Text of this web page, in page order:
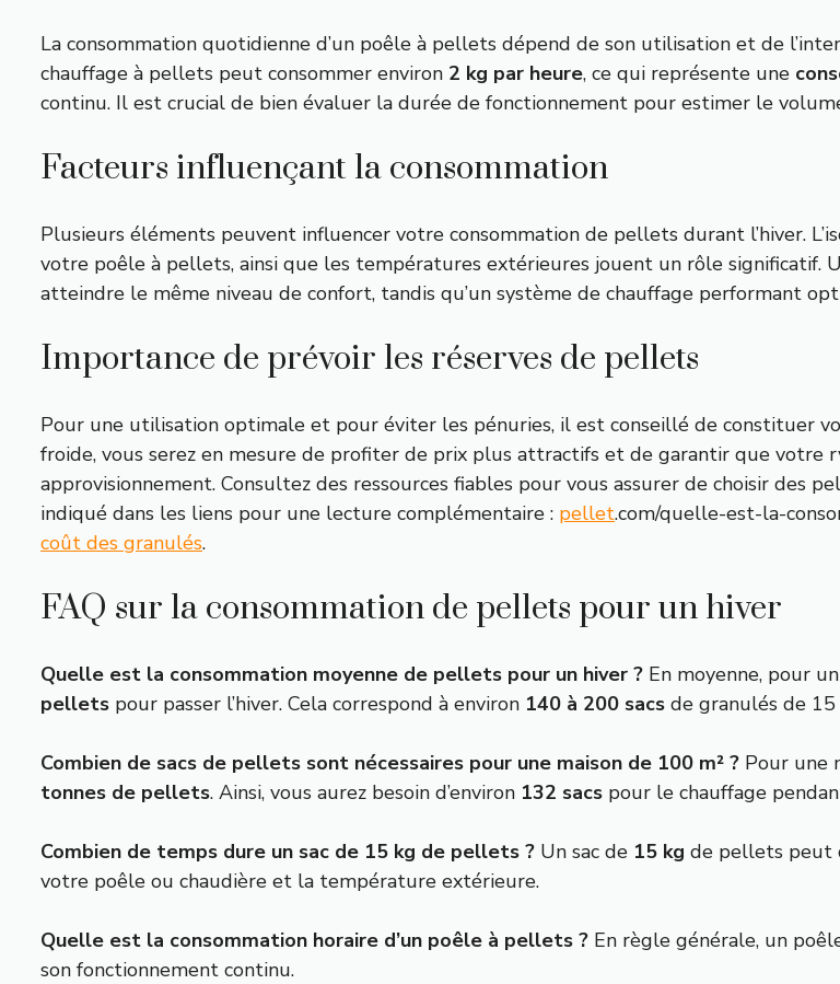
La consommation quotidienne d’un poêle à pellets dépend de son utilisation et de
chauffage à pellets peut consommer environ 2 kg par heure, ce qui représente une
continu. Il est crucial de bien évaluer la durée de fonctionnement pour estimer le
Facteurs influençant la consommation
Plusieurs éléments peuvent influencer votre consommation de pellets durant l’hiver.
votre poêle à pellets, ainsi que les températures extérieures jouent un rôle significatif.
atteindre le même niveau de confort, tandis qu’un système de chauffage performant
Importance de prévoir les réserves de pellets
Pour une utilisation optimale et pour éviter les pénuries, il est conseillé de constituer
froide, vous serez en mesure de profiter de prix plus attractifs et de garantir que votre
approvisionnement. Consultez des ressources fiables pour vous assurer de choisir des
indiqué dans les liens pour une lecture complémentaire : pellet.com/quelle-est-la-
coût des granulés.
FAQ sur la consommation de pellets pour un hiver
Quelle est la consommation moyenne de pellets pour un hiver ? En moyenne, pour
pellets pour passer l’hiver. Cela correspond à environ 140 à 200 sacs de granulés de 15
Combien de sacs de pellets sont nécessaires pour une maison de 100 m² ? Pour une
tonnes de pellets. Ainsi, vous aurez besoin d’environ 132 sacs pour le chauffage
Combien de temps dure un sac de 15 kg de pellets ? Un sac de 15 kg de pellets peut
votre poêle ou chaudière et la température extérieure.
Quelle est la consommation horaire d’un poêle à pellets ? En règle générale, un
son fonctionnement continu.